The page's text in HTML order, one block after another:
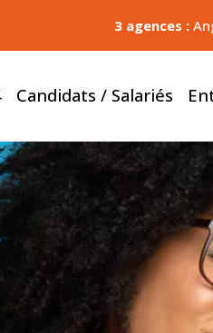
3 agences :
Candidats / Salariés